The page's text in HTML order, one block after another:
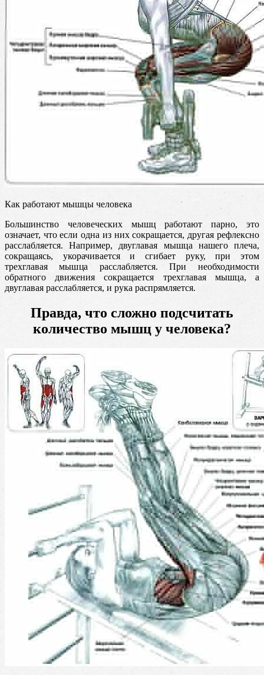
Как работают мышцы человека
Большинство человеческих мышц работают парно, это
означает, что если одна из них сокращается, другая рефлексно
расслабляется. Например, двуглавая мышца нашего плеча,
сокращаясь, укорачивается и сгибает руку, при этом
трехглавая мышца расслабляется. При необходимости
обратного движения сокращается трехглавая мышца, а
двуглавая расслабляется, и рука распрямляется.
Правда, что сложно подсчитать
количество мышц у человека?